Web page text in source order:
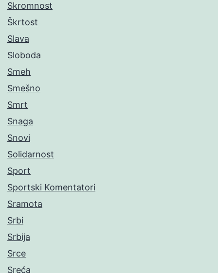
Skromnost
Škrtost
Slava
Sloboda
Smeh
Smešno
Smrt
Snaga
Snovi
Solidarnost
Sport
Sportski Komentatori
Sramota
Srbi
Srbija
Srce
Sreća